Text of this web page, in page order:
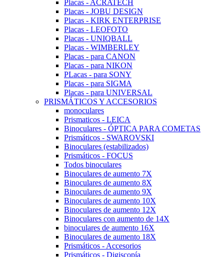
Placas - ACRATECH
Placas - JOBU DESIGN
Placas - KIRK ENTERPRISE
Placas - LEOFOTO
Placas - UNIQBALL
Placas - WIMBERLEY
Placas - para CANON
Placas - para NIKON
PLacas - para SONY
Placas - para SIGMA
Placas - para UNIVERSAL
PRISMÁTICOS Y ACCESORIOS
monoculares
Prismaticos - LEICA
Binoculares - ÓPTICA PARA COMETAS
Prismáticos - SWAROVSKI
Binoculares (estabilizados)
Prismáticos - FOCUS
Todos binoculares
Binoculares de aumento 7X
Binoculares de aumento 8X
Binoculares de aumento 9X
Binoculares de aumento 10X
Binoculares de aumento 12X
Binoculares con aumento de 14X
binoculares de aumento 16X
Binoculares de aumento 18X
Prismáticos - Accesorios
Prismáticos - Digiscopía